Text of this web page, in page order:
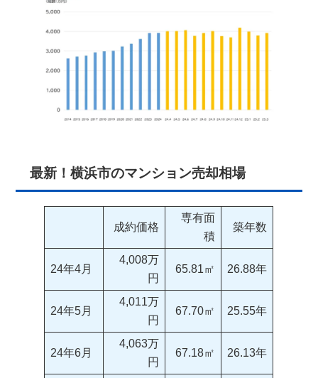
最新！横浜市のマンション売却相場
成約価格
専有面
積
築年数
24年4月
4,008万
円
65.81㎡ 26.88年
24年5月
4,011万
円
67.70㎡ 25.55年
24年6月
4,063万
円
67.18㎡ 26.13年